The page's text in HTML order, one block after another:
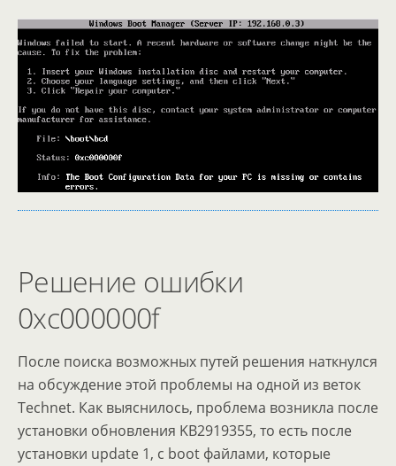
Решение ошибки
0xc000000f
После поиска возможных путей решения наткнулся
на обсуждение этой проблемы на одной из веток
Technet. Как выяснилось, проблема возникла после
установки обновления KB2919355, то есть после
установки update 1, с boot файлами, которые